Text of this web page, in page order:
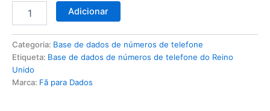
Adicionar
Categoria: Base de dados de números de telefone
Etiqueta: Base de dados de números de telefone do Reino
Unido
Marca: Fã para Dados